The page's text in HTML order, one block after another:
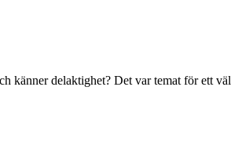
känner delaktighet? Det var temat för ett